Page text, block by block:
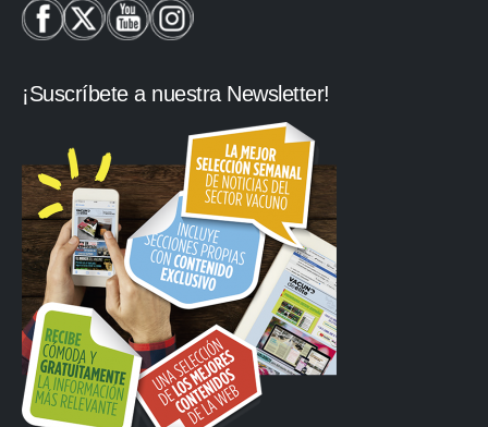
¡Suscríbete a nuestra Newsletter!